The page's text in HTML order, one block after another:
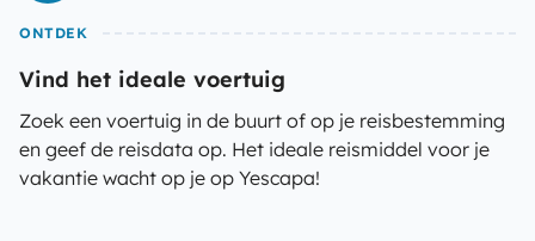
ONTDEK
Vind het ideale voertuig
Zoek een voertuig in de buurt of op je reisbestemming
en geef de reisdata op. Het ideale reismiddel voor je
vakantie wacht op je op Yescapa!